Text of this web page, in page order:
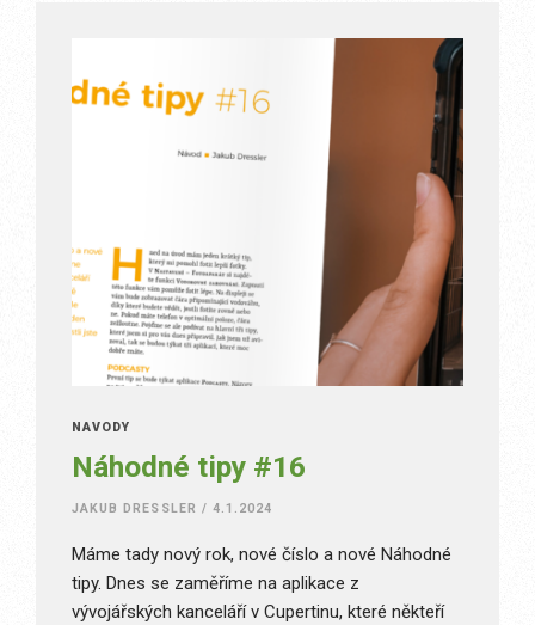
NÁVODY
Náhodné tipy #16
JAKUB DRESSLER / 4.1.2024
Máme tady nový rok, nové číslo a nové Náhodné
tipy. Dnes se zaměříme na aplikace z
vývojářských kanceláří v Cupertinu, které někteří